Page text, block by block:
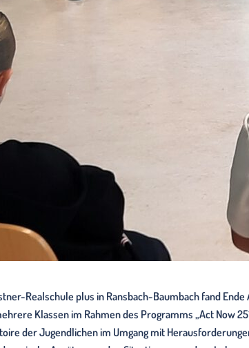
Realschule plus in Ransbach-Baumbach fand
Klassen im Rahmen des Programms „Act Now
der Jugendlichen im Umgang mit